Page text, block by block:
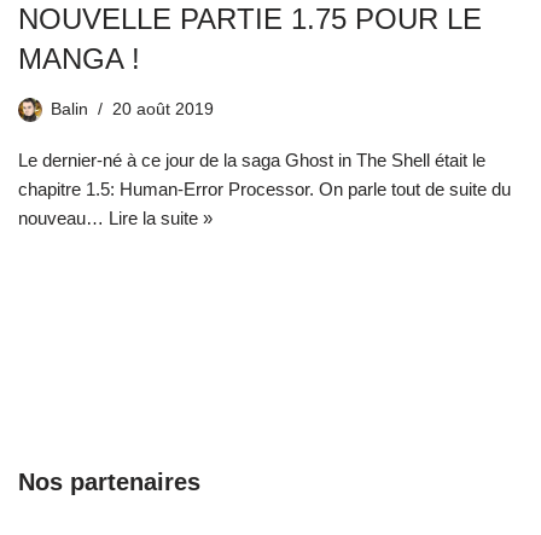
NOUVELLE PARTIE 1.75 POUR LE
MANGA !
Balin 20 août 2019
Le dernier-né à ce jour de la saga Ghost in The Shell était le
chapitre 1.5: Human-Error Processor. On parle tout de suite du
nouveau… Lire la suite »
Nos partenaires